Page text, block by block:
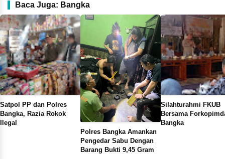
Baca Juga: Bangka
Satpol PP dan Polres
Bangka, Razia Rokok
Ilegal
Polres Bangka Amankan
Pengedar Sabu Dengan
Barang Bukti 9,45 Gram
Silahturahmi FKUB
Bersama
Bangka